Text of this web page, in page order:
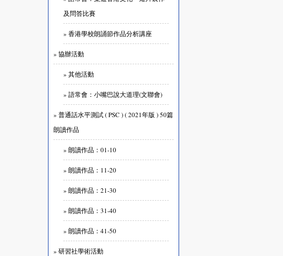
及問答比賽
» 香港學校朗誦節作品分析講座
» 協辦活動
» 其他活動
» 語常會：小嘴巴說大道理(文聯會)
» 普通話水平測試 ( PSC ) ( 2021年版 ) 50篇
朗讀作品
» 朗讀作品：01-10
» 朗讀作品：11-20
» 朗讀作品：21-30
» 朗讀作品：31-40
» 朗讀作品：41-50
» 研習社學術活動